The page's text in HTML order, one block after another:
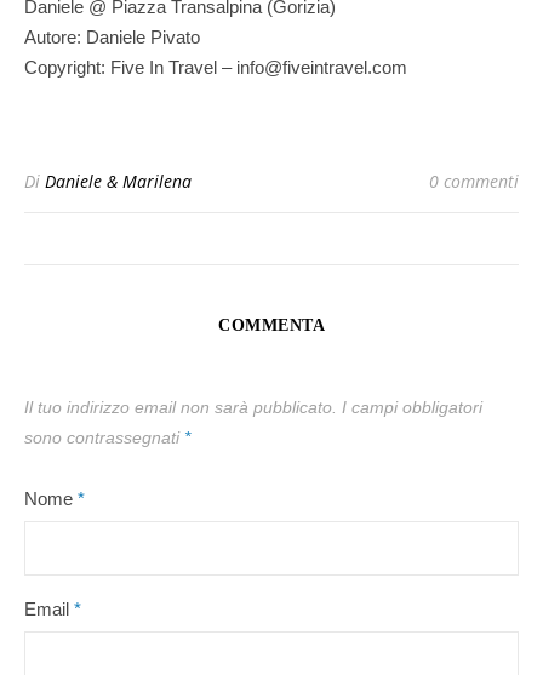
Daniele @ Piazza Transalpina (Gorizia)
Autore: Daniele Pivato
Copyright: Five In Travel – info@fiveintravel.com
Di Daniele & Marilena 0 commenti
COMMENTA
Il tuo indirizzo email non sarà pubblicato. I campi obbligatori
sono contrassegnati *
Nome *
Email *